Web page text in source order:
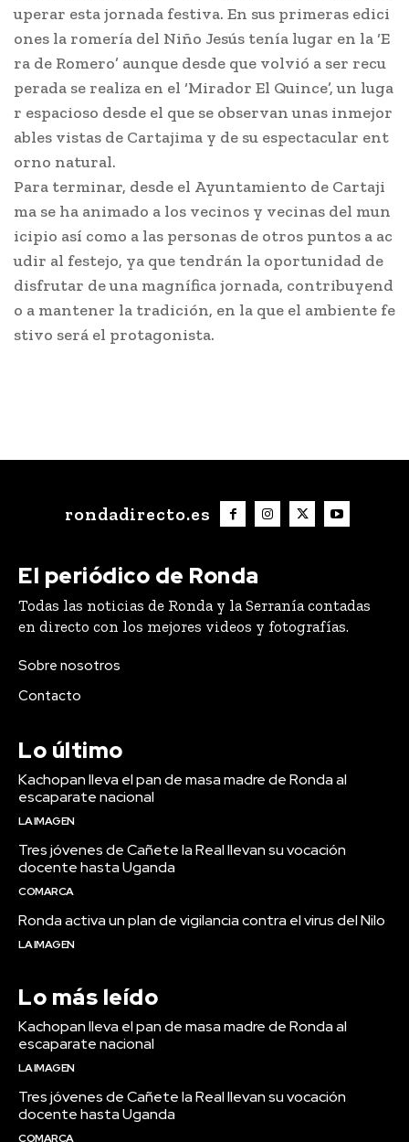
uperar esta jornada festiva. En sus primeras edici
ones la romería del Niño Jesús tenía lugar en la ‘E
ra de Romero’ aunque desde que volvió a ser recu
perada se realiza en el ‘Mirador El Quince’, un luga
r espacioso desde el que se observan unas inmejor
ables vistas de Cartajima y de su espectacular ent
orno natural.
Para terminar, desde el Ayuntamiento de Cartaji
ma se ha animado a los vecinos y vecinas del mun
icipio así como a las personas de otros puntos a ac
udir al festejo, ya que tendrán la oportunidad de
disfrutar de una magnífica jornada, contribuyend
o a mantener la tradición, en la que el ambiente fe
stivo será el protagonista.
rondadirecto.es
El periódico de Ronda
Todas las noticias de Ronda y la Serranía contadas
en directo con los mejores videos y fotografías.
Sobre nosotros
Contacto
Lo último
Kachopan lleva el pan de masa madre de Ronda al
escaparate nacional
LA IMAGEN
Tres jóvenes de Cañete la Real llevan su vocación
docente hasta Uganda
COMARCA
Ronda activa un plan de vigilancia contra el virus del Nilo
LA IMAGEN
Lo más leído
Kachopan lleva el pan de masa madre de Ronda al
escaparate nacional
LA IMAGEN
Tres jóvenes de Cañete la Real llevan su vocación
docente hasta Uganda
COMARCA